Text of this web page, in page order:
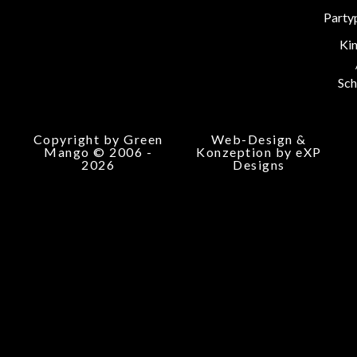
Copyright by Green
Mango © 2006 -
2026
Web-Design &
Konzeption by eXP
Designs